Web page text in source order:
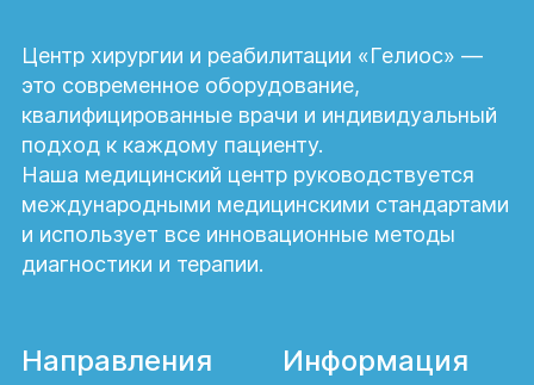
Центр хирургии и реабилитации «Гелиос» —
это современное оборудование,
квалифицированные врачи и индивидуальный
подход к каждому пациенту.
Наша медицинский центр руководствуется
международными медицинскими стандартами
и использует все инновационные методы
диагностики и терапии.
Направления Информация